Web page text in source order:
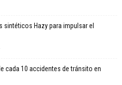
sintéticos Hazy para impulsar el
cada 10 accidentes de tránsito en